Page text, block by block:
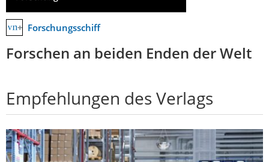
Forschungsschiff
Forschen an beiden Enden der Welt
Empfehlungen des Verlags